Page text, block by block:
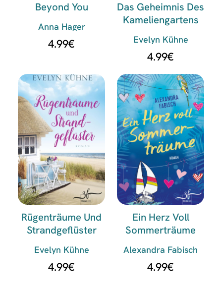
Beyond You
Anna Hager
4.99€
Das Geheimnis Des
Kameliengartens
Evelyn Kühne
4.99€
Rügenträume Und
Strandgeflüster
Evelyn Kühne
4.99€
Ein Herz Voll
Sommerträume
Alexandra Fabisch
4.99€